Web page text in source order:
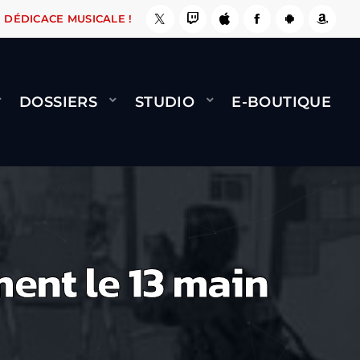
ÇA LE FAIT ! NAMI BERNARD MINET -
DÉDICACE MUSICALE !
DOSSIERS STUDIO E-BOUTIQUE
le 13 main